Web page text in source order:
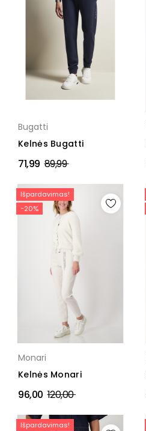
Bugatti
Kelnės Bugatti
71,99 Įprasta
89,99
Išpardavimas!
−20%
Monari
Kelnės Monari
96,00 Įprasta
120,00
Išpardavimas!